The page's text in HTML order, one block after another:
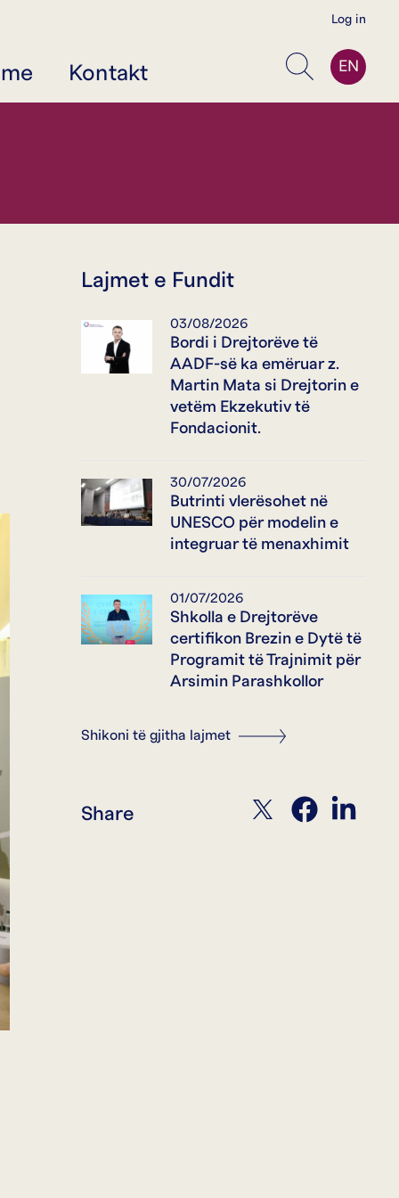
Log in
Kontakt Kërko
EN
Lajmet e Fundit
03/08/2026
Bordi i Drejtorëve të
AADF-së ka emëruar z.
Martin Mata si Drejtorin e
vetëm Ekzekutiv të
Fondacionit.
30/07/2026
Butrinti vlerësohet në
UNESCO për modelin e
integruar të menaxhimit
01/07/2026
Shkolla e Drejtorëve
certifikon Brezin e Dytë të
Programit të Trajnimit për
Arsimin Parashkollor
Shikoni të gjitha lajmet
Share twitter facebook linkedin